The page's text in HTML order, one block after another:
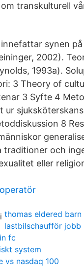
transkulturell
synen
2002).
1993a).
3 Theory of
3 Syfte 4
ur
8
traditioner och
eller
thomas eldered barn
lastbilschaufför jobb
fc
system
vs nasdaq 100